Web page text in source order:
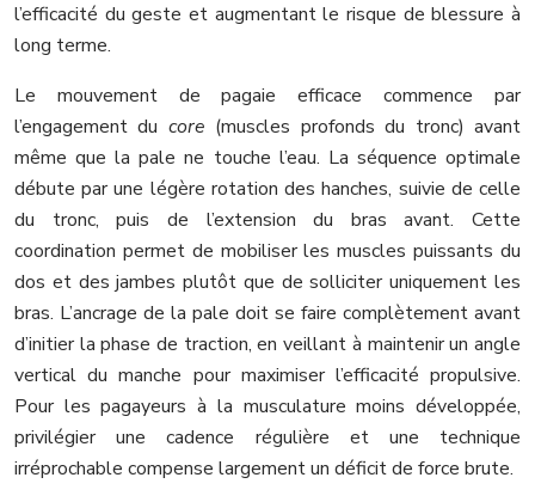
l’efficacité du geste et augmentant le risque de blessure à
long terme.
Le mouvement de pagaie efficace commence par
l’engagement du core (muscles profonds du tronc) avant
même que la pale ne touche l’eau. La séquence optimale
débute par une légère rotation des hanches, suivie de celle
du tronc, puis de l’extension du bras avant. Cette
coordination permet de mobiliser les muscles puissants du
dos et des jambes plutôt que de solliciter uniquement les
bras. L’ancrage de la pale doit se faire complètement avant
d’initier la phase de traction, en veillant à maintenir un angle
vertical du manche pour maximiser l’efficacité propulsive.
Pour les pagayeurs à la musculature moins développée,
privilégier une cadence régulière et une technique
irréprochable compense largement un déficit de force brute.